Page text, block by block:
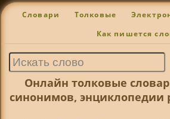
Словари Толковые
Как пишется
Онлайн толковые
синонимов, энциклопедии